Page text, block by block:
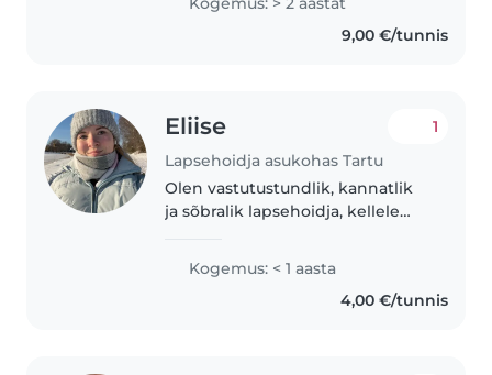
9,00 €/tunnis
Eliise
Lapsehoidja asukohas Tartu
1
Olen vastutustundlik, kannatlik
ja sõbralik lapsehoidja, kellele
erinevate mängude. Õpin
gümnaasiumis ning lõpetan
Kogemus: < 1 aasta
4,00 €/tunnis